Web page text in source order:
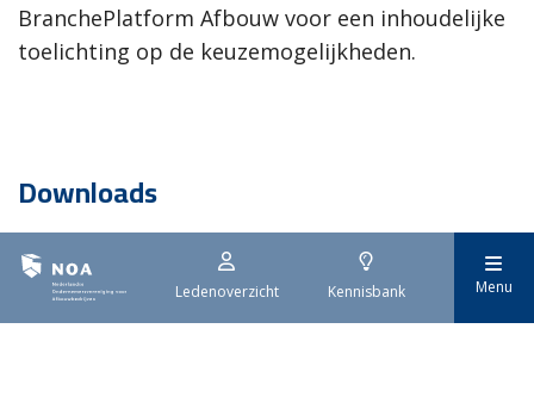
Ledenoverzicht Kennisbank Menu
BranchePlatform Afbouw voor een inhoudelijke
toelichting op de keuzemogelijkheden.
Downloads